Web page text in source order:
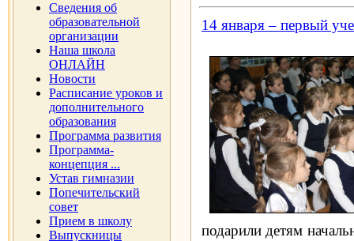
Сведения об
образовательной
организации
Наша школа
ОНЛАЙН
Новости
Расписание уроков и
дополнительного
образования
Программа развития
Программа-
концепция ...
Устав гимназии
Попечительский
совет
Прием в школу
Выпускницы
14 января – первый
подарили детям